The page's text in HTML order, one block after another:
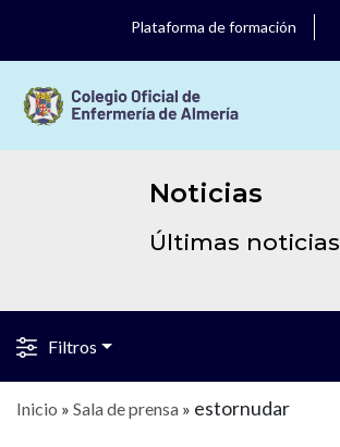
Plataforma de formación
Noticias
Últimas noticias
Filtros
Inicio » Sala de prensa » estornudar